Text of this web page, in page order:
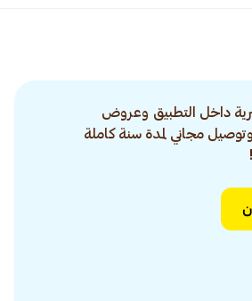
داخل التطبيق وعروض
مجاني لمدة سنة كاملة